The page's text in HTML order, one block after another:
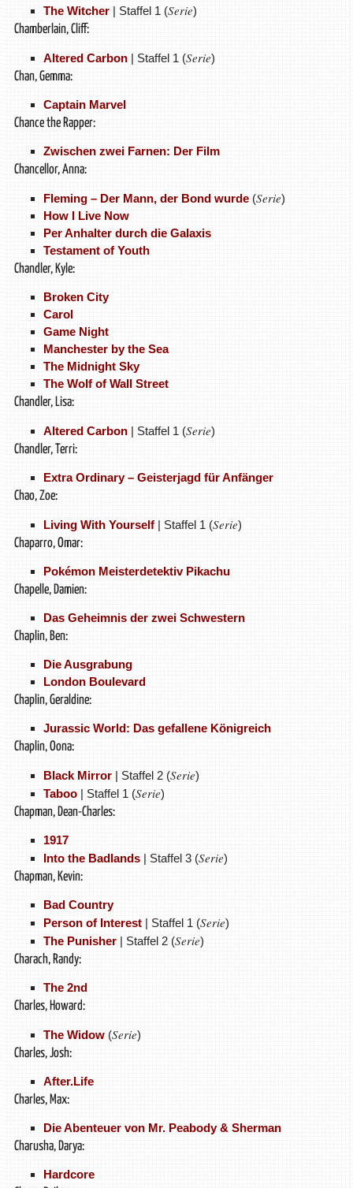
The Witcher | Staffel 1 (Serie)
Chamberlain, Cliff:
Altered Carbon | Staffel 1 (Serie)
Chan, Gemma:
Captain Marvel
Chance the Rapper:
Zwischen zwei Farnen: Der Film
Chancellor, Anna:
Fleming – Der Mann, der Bond wurde (Serie)
How I Live Now
Per Anhalter durch die Galaxis
Testament of Youth
Chandler, Kyle:
Broken City
Carol
Game Night
Manchester by the Sea
The Midnight Sky
The Wolf of Wall Street
Chandler, Lisa:
Altered Carbon | Staffel 1 (Serie)
Chandler, Terri:
Extra Ordinary – Geisterjagd für Anfänger
Chao, Zoe:
Living With Yourself | Staffel 1 (Serie)
Chaparro, Omar:
Pokémon Meisterdetektiv Pikachu
Chapelle, Damien:
Das Geheimnis der zwei Schwestern
Chaplin, Ben:
Die Ausgrabung
London Boulevard
Chaplin, Geraldine:
Jurassic World: Das gefallene Königreich
Chaplin, Oona:
Black Mirror | Staffel 2 (Serie)
Taboo | Staffel 1 (Serie)
Chapman, Dean-Charles:
1917
Into the Badlands | Staffel 3 (Serie)
Chapman, Kevin:
Bad Country
Person of Interest | Staffel 1 (Serie)
The Punisher | Staffel 2 (Serie)
Charach, Randy:
The 2nd
Charles, Howard:
The Widow (Serie)
Charles, Josh:
After.Life
Charles, Max:
Die Abenteuer von Mr. Peabody & Sherman
Charusha, Darya:
Hardcore